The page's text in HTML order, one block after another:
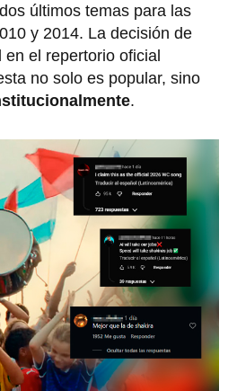
últimos temas para las
y 2014. La decisión de
el repertorio oficial
no solo es popular, sino
.